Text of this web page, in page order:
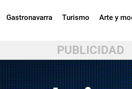
Gastronavarra Turismo Arte y
PUBLICIDAD